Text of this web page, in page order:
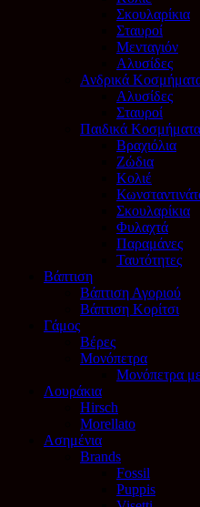
Σκουλαρίκια
Σταυροί
Μενταγιόν
Αλυσίδες
Ανδρικά
Αλυσίδες
Σταυροί
Παιδικά Κοσμήματα
Βραχιόλια
Ζώδια
Κολιέ
Σκουλαρίκια
Φυλαχτά
Παραμάνες
Ταυτότητες
Βάπτιση
Βάπτιση Αγοριού
Βάπτιση Κορίτσι
Γάμος
Βέρες
Μονόπετρα
Μονόπετρα
Λουράκια
Hirsch
Morellato
Ασημένια
Brands
Fossil
Puppis